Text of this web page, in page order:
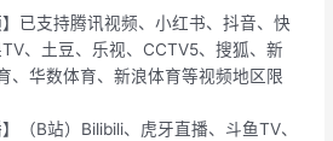
】已支持腾讯视频、小红书、抖音、快
、土豆、乐视、CCTV5、搜狐、新
、华数体育、新浪体育等视频地区限
（B站）Bilibili、虎牙直播、斗鱼TV、